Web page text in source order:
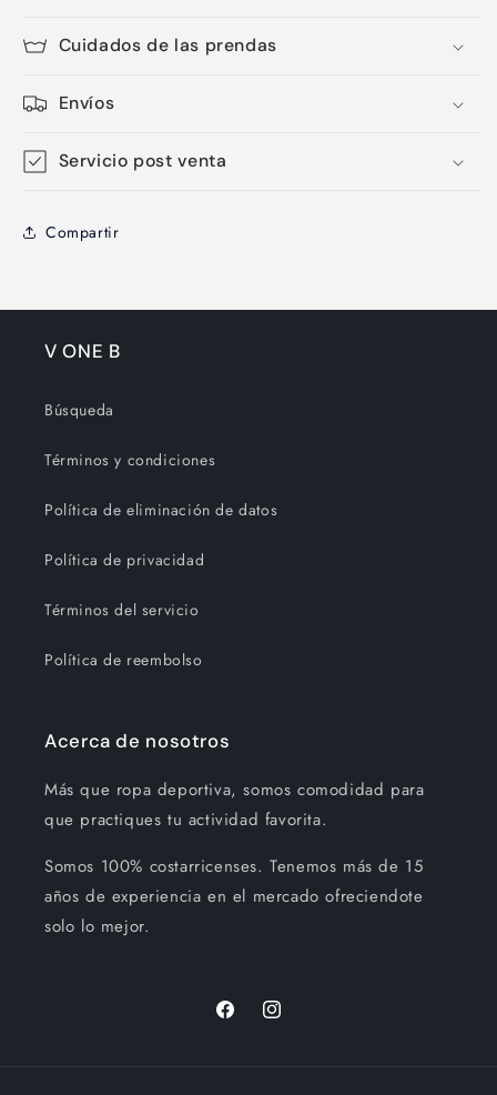
Cuidados de las prendas
Envíos
Servicio post venta
Compartir
V ONE B
Búsqueda
Términos y condiciones
Política de eliminación de datos
Política de privacidad
Términos del servicio
Política de reembolso
Acerca de nosotros
Más que ropa deportiva, somos comodidad para
que practiques tu actividad favorita.
Somos 100% costarricenses. Tenemos más de 15
años de experiencia en el mercado ofreciendote
solo lo mejor.
FacebookInstagram